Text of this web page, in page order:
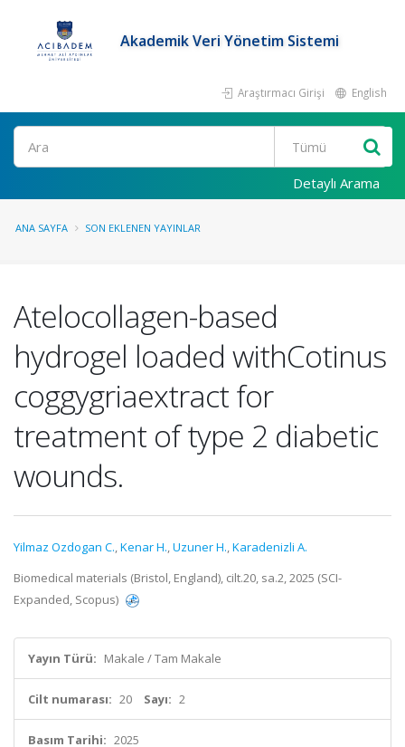
Akademik Veri Yönetim Sistemi
Araştırmacı Girişi English
Ara
Detaylı Arama
ANA SAYFA SON EKLENEN YAYINLAR
Atelocollagen-based
hydrogel loaded withCotinus
coggygriaextract for
treatment of type 2 diabetic
wounds.
Yilmaz Ozdogan C.,Kenar H.,Uzuner H.,Karadenizli A.
Biomedical materials (Bristol, England), cilt.20, sa.2, 2025 (SCI-
Expanded, Scopus)
Yayın Türü: Makale / Tam Makale
Cilt numarası: 20 Sayı: 2
Basım Tarihi: 2025